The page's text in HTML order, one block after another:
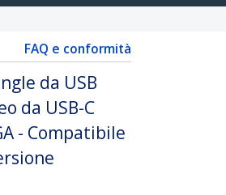
FAQ e conformità
da USB
da USB-C
- Compatibile